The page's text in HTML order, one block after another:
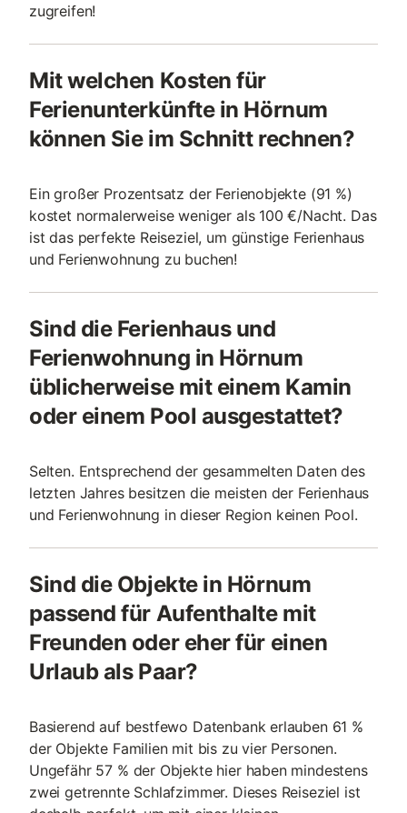
zugreifen!
Mit welchen Kosten für
Ferienunterkünfte in Hörnum
können Sie im Schnitt rechnen?
Ein großer Prozentsatz der Ferienobjekte (91 %)
kostet normalerweise weniger als 100 €/Nacht. Das
ist das perfekte Reiseziel, um günstige Ferienhaus
und Ferienwohnung zu buchen!
Sind die Ferienhaus und
Ferienwohnung in Hörnum
üblicherweise mit einem Kamin
oder einem Pool ausgestattet?
Selten. Entsprechend der gesammelten Daten des
letzten Jahres besitzen die meisten der Ferienhaus
und Ferienwohnung in dieser Region keinen Pool.
Sind die Objekte in Hörnum
passend für Aufenthalte mit
Freunden oder eher für einen
Urlaub als Paar?
Basierend auf bestfewo Datenbank erlauben 61 %
der Objekte Familien mit bis zu vier Personen.
Ungefähr 57 % der Objekte hier haben mindestens
zwei getrennte Schlafzimmer. Dieses Reiseziel ist